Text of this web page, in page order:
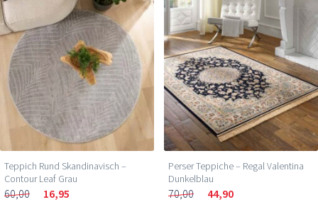
Teppich Rund Skandinavisch –
Contour Leaf Grau
60,00 16,95
Perser Teppiche – Regal Valentina
Dunkelblau
70,00 44,90